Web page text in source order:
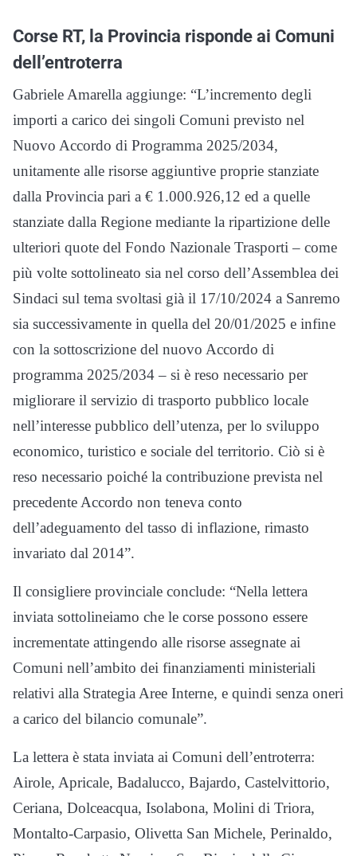
Corse RT, la Provincia risponde ai Comuni
dell’entroterra
Gabriele Amarella aggiunge: “L’incremento degli
importi a carico dei singoli Comuni previsto nel
Nuovo Accordo di Programma 2025/2034,
unitamente alle risorse aggiuntive proprie stanziate
dalla Provincia pari a € 1.000.926,12 ed a quelle
stanziate dalla Regione mediante la ripartizione delle
ulteriori quote del Fondo Nazionale Trasporti – come
più volte sottolineato sia nel corso dell’Assemblea dei
Sindaci sul tema svoltasi già il 17/10/2024 a Sanremo
sia successivamente in quella del 20/01/2025 e infine
con la sottoscrizione del nuovo Accordo di
programma 2025/2034 – si è reso necessario per
migliorare il servizio di trasporto pubblico locale
nell’interesse pubblico dell’utenza, per lo sviluppo
economico, turistico e sociale del territorio. Ciò si è
reso necessario poiché la contribuzione prevista nel
precedente Accordo non teneva conto
dell’adeguamento del tasso di inflazione, rimasto
invariato dal 2014”.
Il consigliere provinciale conclude: “Nella lettera
inviata sottolineiamo che le corse possono essere
incrementate attingendo alle risorse assegnate ai
Comuni nell’ambito dei finanziamenti ministeriali
relativi alla Strategia Aree Interne, e quindi senza oneri
a carico del bilancio comunale”.
La lettera è stata inviata ai Comuni dell’entroterra:
Airole, Apricale, Badalucco, Bajardo, Castelvittorio,
Ceriana, Dolceacqua, Isolabona, Molini di Triora,
Montalto-Carpasio, Olivetta San Michele, Perinaldo,